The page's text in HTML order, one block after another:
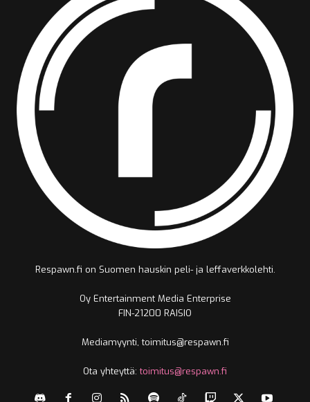
Respawn.fi on Suomen hauskin peli- ja leffaverkkolehti.
Oy Entertainment Media Enterprise
FIN-21200 RAISIO
Mediamyynti, toimitus@respawn.fi
Ota yhteyttä:toimitus@respawn.fi